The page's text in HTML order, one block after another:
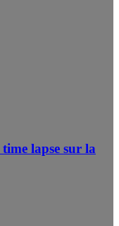
lapse sur la